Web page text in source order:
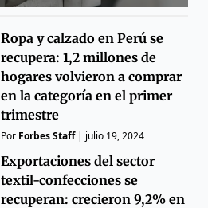
Ropa y calzado en Perú se
recupera: 1,2 millones de
hogares volvieron a comprar
en la categoría en el primer
trimestre
Por Forbes Staff| julio 19, 2024
Exportaciones del sector
textil-confecciones se
recuperan: crecieron 9,2% en